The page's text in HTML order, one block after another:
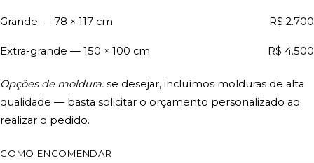
Grande — 78 × 117 cm R$ 2.700
Extra-grande — 150 × 100 cm R$ 4.500
Opções de moldura:se desejar, incluímos molduras de alta
qualidade — basta solicitar o orçamento personalizado ao
realizar o pedido.
COMO ENCOMENDAR